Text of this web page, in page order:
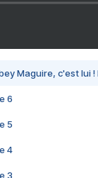
Maguire, c'est lui
6
5
4
3